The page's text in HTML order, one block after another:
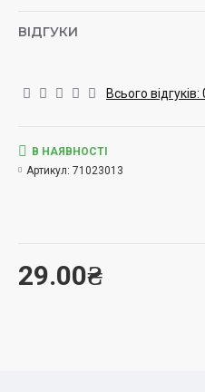
ВІДГУКИ
Всього відгуків:
29.00₴
В НАЯВНОСТІ
Артикул: 71023013